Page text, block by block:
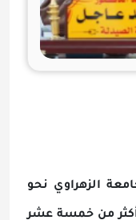
الزهراوي نحو
أكثر من خمسة عشر